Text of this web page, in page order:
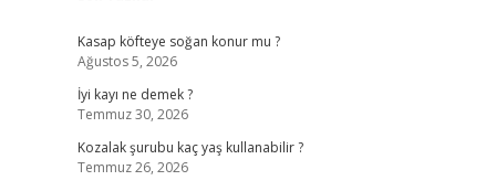
Kasap köfteye soğan konur mu ?
Ağustos 5, 2026
İyi kayı ne demek ?
Temmuz 30, 2026
Kozalak şurubu kaç yaş kullanabilir ?
Temmuz 26, 2026